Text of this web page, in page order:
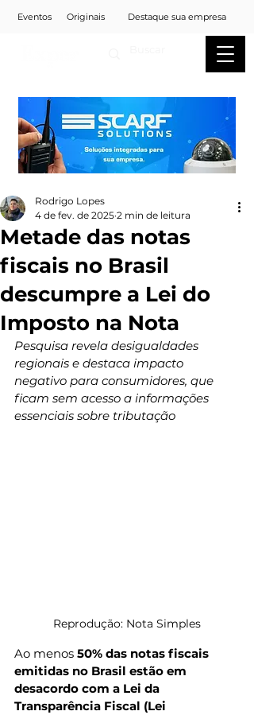
Eventos Originais Destaque sua empresa
Metade das notas
fiscais no Brasil
descumpre a Lei do
Imposto na Nota
Rodrigo Lopes
4 de fev. de 2025 2 min de leitura
Pesquisa revela desigualdades
regionais e destaca impacto
negativo para consumidores, que
ficam sem acesso a informações
essenciais sobre tributação
Reprodução: Nota Simples
Ao menos 50% das notas fiscais
emitidas no Brasil estão em
desacordo com a Lei da
Transparência Fiscal (Lei